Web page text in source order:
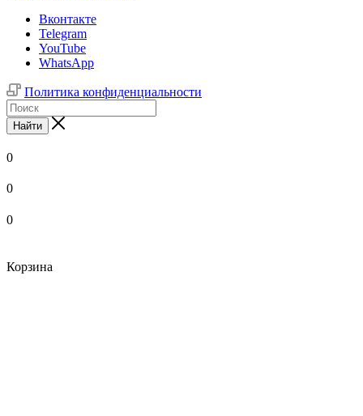
Вконтакте
Telegram
YouTube
WhatsApp
Политика конфиденциальности
Найти
0
0
0
Корзина